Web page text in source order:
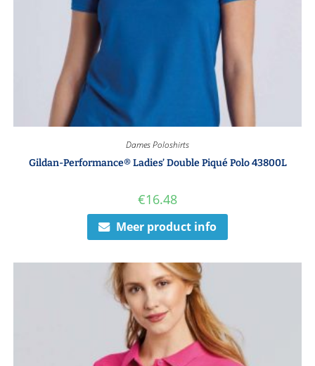
Dames Poloshirts
Gildan-Performance® Ladies’ Double Piqué Polo 43800L
€16.48
Meer product info